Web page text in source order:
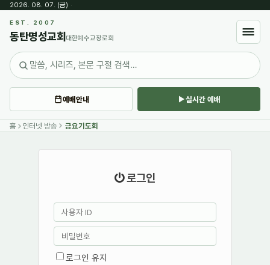
2026. 08. 07. (금) ·
EST. 2007
동탄명성교회 대한예수교장로회
예배안내 실시간 예배
홈 인터넷 방송 금요기도회
로그인
로그인 유지